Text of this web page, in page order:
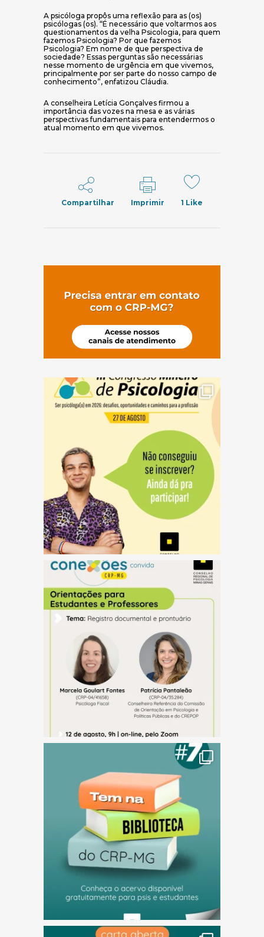
A psicóloga propôs uma reflexão para as (os)
psicólogas (os). “É necessário que voltarmos aos
questionamentos da velha Psicologia, para quem
fazemos Psicologia? Por que fazemos
Psicologia? Em nome de que perspectiva de
sociedade? Essas perguntas são necessárias
nesse momento de urgência em que vivemos,
principalmente por ser parte do nosso campo de
conhecimento”, enfatizou Cláudia.
A conselheira Letícia Gonçalves firmou a
importância das vozes na mesa e as várias
perspectivas fundamentais para entendermos o
atual momento em que vivemos.
Compartilhar Imprimir 1 Like